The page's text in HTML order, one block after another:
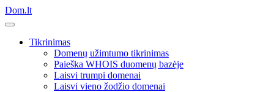
Dom.lt
Tikrinimas
Domenų užimtumo tikrinimas
Paieška WHOIS duomenų bazėje
Laisvi trumpi domenai
Laisvi vieno žodžio domenai